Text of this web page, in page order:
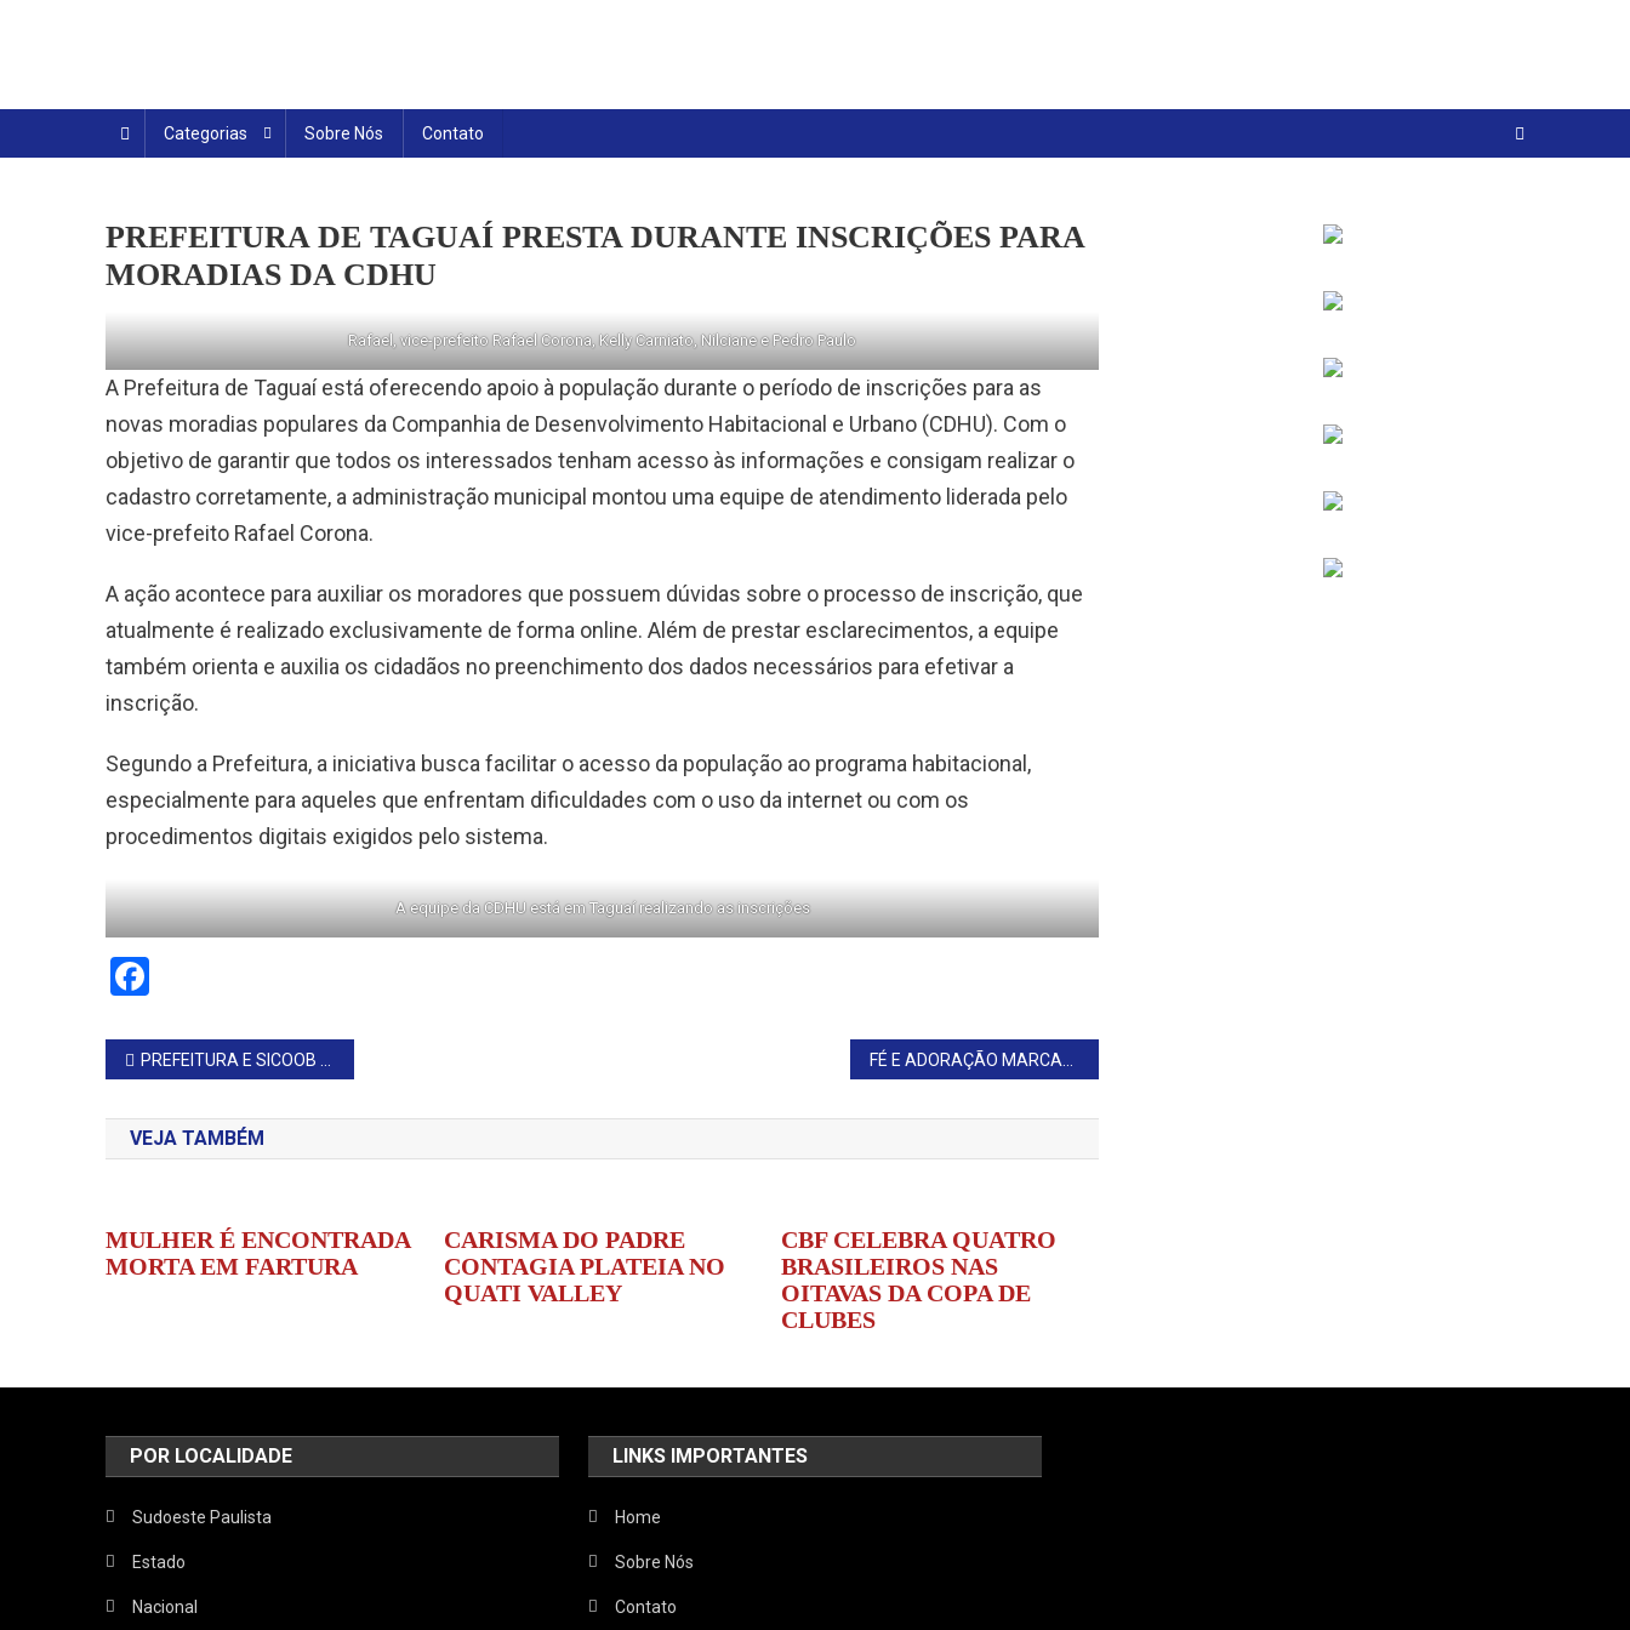
Categorias Sobre Nós Contato
PREFEITURA DE TAGUAÍ PRESTA DURANTE INSCRIÇÕES PARA
MORADIAS DA CDHU
Rafael, vice-prefeito Rafael Corona, Kelly Carniato, Nilciane e Pedro Paulo
A Prefeitura de Taguaí está oferecendo apoio à população durante o período de inscrições para as
novas moradias populares da Companhia de Desenvolvimento Habitacional e Urbano (CDHU). Com o
objetivo de garantir que todos os interessados tenham acesso às informações e consigam realizar o
cadastro corretamente, a administração municipal montou uma equipe de atendimento liderada pelo
vice-prefeito Rafael Corona.
A ação acontece para auxiliar os moradores que possuem dúvidas sobre o processo de inscrição, que
atualmente é realizado exclusivamente de forma online. Além de prestar esclarecimentos, a equipe
também orienta e auxilia os cidadãos no preenchimento dos dados necessários para efetivar a
inscrição.
Segundo a Prefeitura, a iniciativa busca facilitar o acesso da população ao programa habitacional,
especialmente para aqueles que enfrentam dificuldades com o uso da internet ou com os
procedimentos digitais exigidos pelo sistema.
A equipe da CDHU está em Taguaí realizando as inscrições
Navegação
de
Post
PREFEITURA E SICOOB SE UNEM PARA ARBORIZAÇÃO EM TAGUAÍ
VEJA TAMBÉM
MULHER É ENCONTRADA
MORTA EM FARTURA
CARISMA DO PADRE
CONTAGIA PLATEIA NO
QUATI VALLEY
CBF CELEBRA QUATRO
BRASILEIROS NAS
OITAVAS DA COPA DE
CLUBES
POR LOCALIDADE
Sudoeste Paulista
Estado
Nacional
LINKS IMPORTANTES
Home
Sobre Nós
Contato